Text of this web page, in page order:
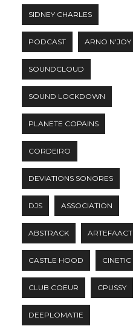
SIDNEY CHARLES
PODCAST ARNO N'JOY
SOUNDCLOUD
SOUND LOCKDOWN
PLANETE COPAINS
CORDEIRO
DEVIATIONS SONORES
DJS ASSOCIATION
ABSTRACK ARTEFAACT
CASTLE HOOD CINETIC
CLUB COEUR CPUSSY
DEEPLOMATIE